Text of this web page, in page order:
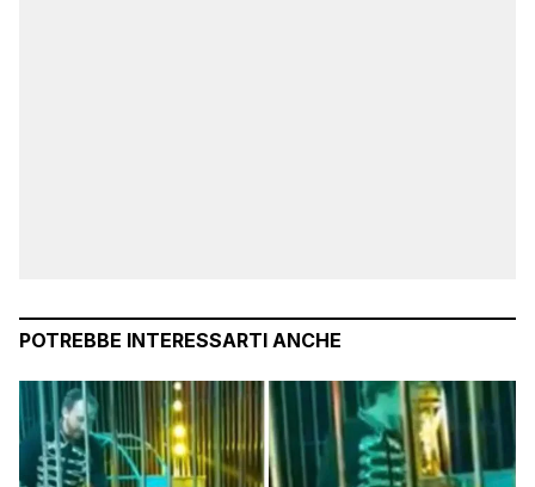
POTREBBE INTERESSARTI ANCHE